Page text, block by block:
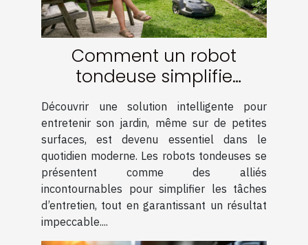
Comment un robot
tondeuse simplifie
l'entretien des petites
surfaces ?
Découvrir une solution intelligente pour
entretenir son jardin, même sur de petites
surfaces, est devenu essentiel dans le
quotidien moderne. Les robots tondeuses se
présentent comme des alliés
incontournables pour simplifier les tâches
d’entretien, tout en garantissant un résultat
impeccable....